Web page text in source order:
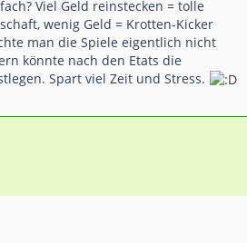
Viel Geld reinstecken = tolle
wenig Geld = Krotten-Kicker
man die Spiele eigentlich nicht
könnte nach den Etats die
Spart viel Zeit und Stress.